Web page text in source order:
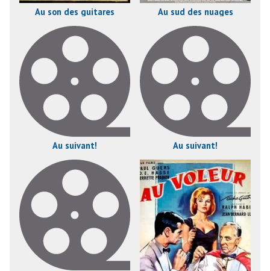
Au son des guitares Au sud des nuages
Au suivant! Au suivant!